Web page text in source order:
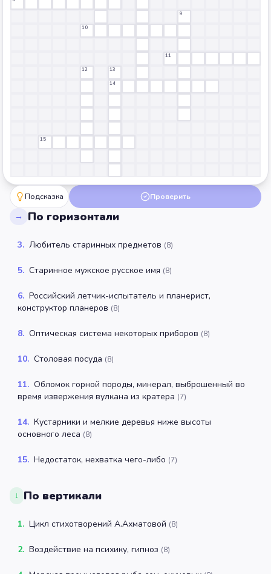
9
10
11
12 13
14
15
Подсказка Проверить
→ По горизонтали
3. Любитель старинных предметов (8)
5. Старинное мужское русское имя (8)
6. Российский летчик-испытатель и планерист,
конструктор планеров (8)
8. Оптическая система некоторых приборов (8)
10. Столовая посуда (8)
11. Обломок горной породы, минерал, выброшенный во
время извержения вулкана из кратера (7)
14. Кустарники и мелкие деревья ниже высоты
основного леса (8)
15. Недостаток, нехватка чего-либо (7)
↓ По вертикали
1. Цикл стихотворений А.Ахматовой (8)
2. Воздействие на психику, гипноз (8)